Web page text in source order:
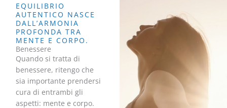
EQUILIBRIO
AUTENTICO NASCE
DALL’ARMONIA
PROFONDA TRA
MENTE E CORPO.
Benessere
Quando si tratta di
benessere, ritengo che
sia importante prendersi
cura di entrambi gli
aspetti: mente e corpo.